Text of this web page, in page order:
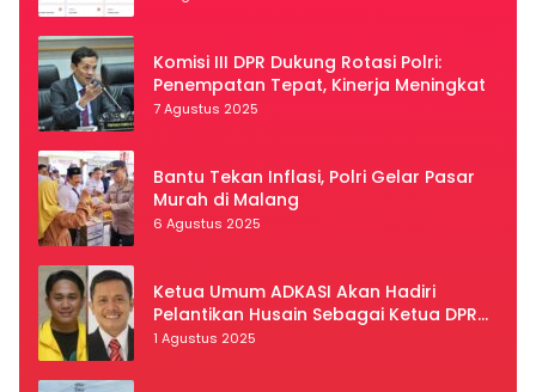
Komisi III DPR Dukung Rotasi Polri:
Penempatan Tepat, Kinerja Meningkat
7 Agustus 2025
Bantu Tekan Inflasi, Polri Gelar Pasar
Murah di Malang
6 Agustus 2025
Ketua Umum ADKASI Akan Hadiri
Pelantikan Husain Sebagai Ketua DPRD
Luwu Utara
1 Agustus 2025